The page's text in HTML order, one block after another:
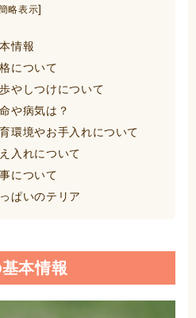
略表示]
情報
について
やしつけについて
や病気は？
環境やお手入れについて
入れについて
について
ぱいのテリア
本情報